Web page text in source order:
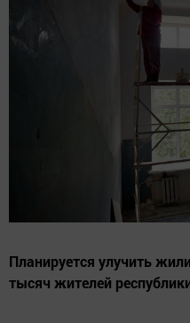
Планируется улучить
тысяч жителей